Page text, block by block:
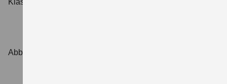
Klasse: A.
Abbildungen zeigen Sonderausstattungen.